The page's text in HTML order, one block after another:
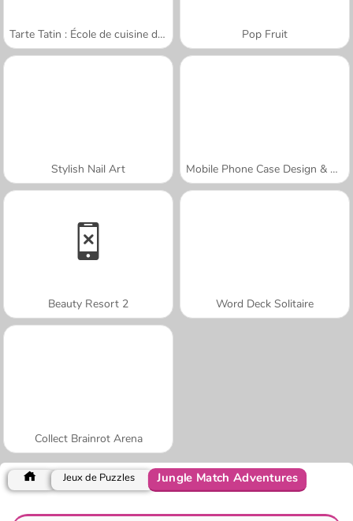
Tarte Tatin : École de cuisine de Sara Pop Fruit
Stylish Nail Art Mobile Phone Case Design & DIY
Beauty Resort 2 Word Deck Solitaire
Collect Brainrot Arena
Jeux de Puzzles Jungle Match Adventures